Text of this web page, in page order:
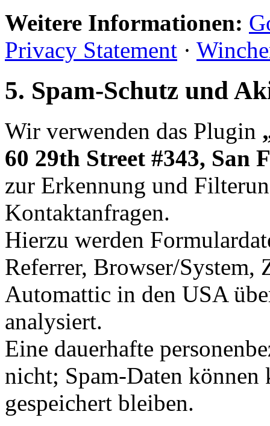
Weitere Informationen:
Privacy Statement ·
5. Spam-Schutz und
Wir verwenden das Plugin
60 29th Street #343, San
zur Erkennung und
Kontaktanfragen.
Hierzu werden
Referrer, Browser/System,
Automattic in den USA
analysiert.
Eine dauerhafte
nicht; Spam-Daten
gespeichert bleiben.